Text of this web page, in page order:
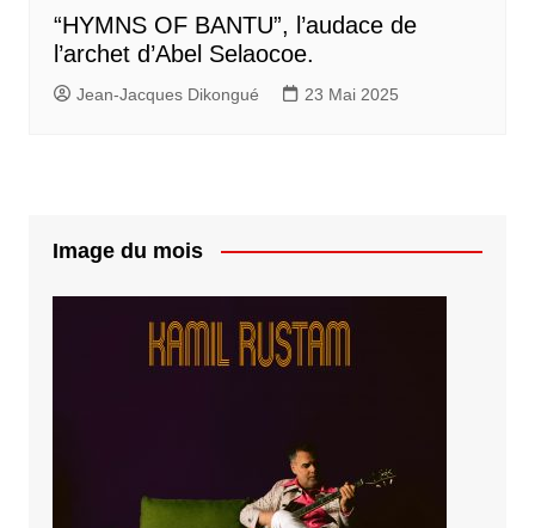
“HYMNS OF BANTU”, l’audace de
l’archet d’Abel Selaocoe.
Jean-Jacques Dikongué 23 Mai 2025
Image du mois